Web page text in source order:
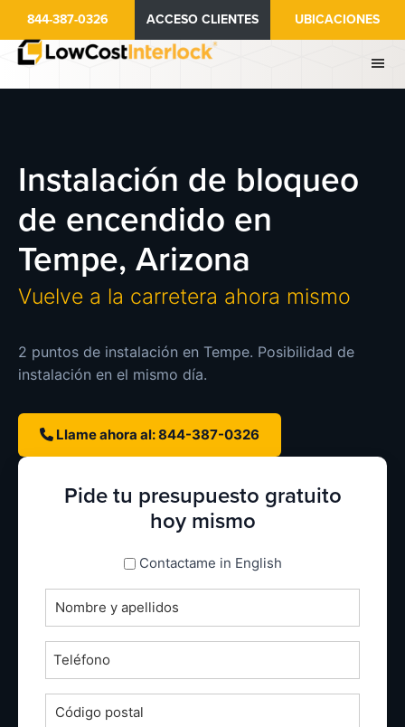
contenido
844-387-0326 ACCESO CLIENTES UBICACIONES
Instalación de bloqueo
de encendido en
Tempe, Arizona
Vuelve a la carretera ahora mismo
2 puntos de instalación en Tempe. Posibilidad de
instalación en el mismo día.
Llame ahora al: 844-387-0326
Pide tu presupuesto gratuito
hoy mismo
espanol_espanolContactame in English
Nombre
completo
*Teléfono
Código